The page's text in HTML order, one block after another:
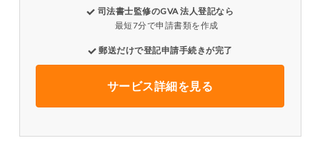
司法書士監修のGVA 法人登記なら
最短7分で申請書類を作成
郵送だけで登記申請手続きが完了
サービス詳細を見る